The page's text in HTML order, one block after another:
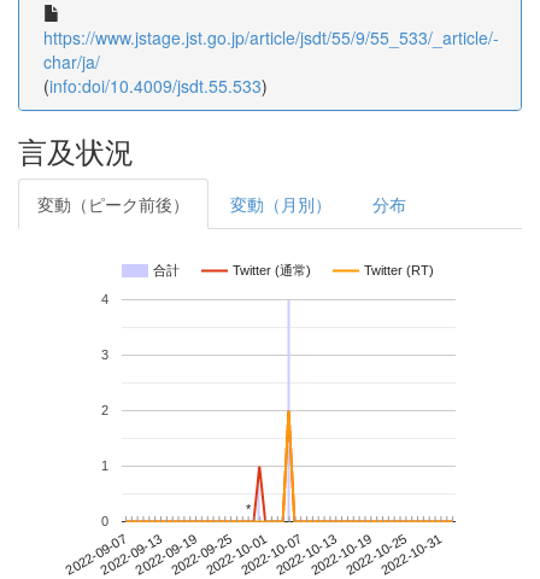
https://www.jstage.jst.go.jp/article/jsdt/55/9/55_533/_article/-
char/ja/
(info:doi/10.4009/jsdt.55.533)
言及状況
変動（ピーク前後） 変動（月別） 分布
合計 Twitter (通常) Twitter (RT)
2022-09-072022-09-132022-09-192022-09-252022-10-012022-10-072022-10-132022-10-192022-10-252022-10-31
0
1
2
3
4
**